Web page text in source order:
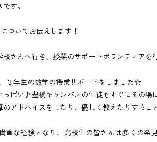
す。
ついてお伝えします！
さんへ行き、授業のサポートボランティア
３年生の数学の授業サポートをしました☆
っぱい♪豊橋キャンパスの生徒もすぐにその
のアドバイスをしたり、優しく教えたりする
重な経験となり、高校生の皆さんは多くの